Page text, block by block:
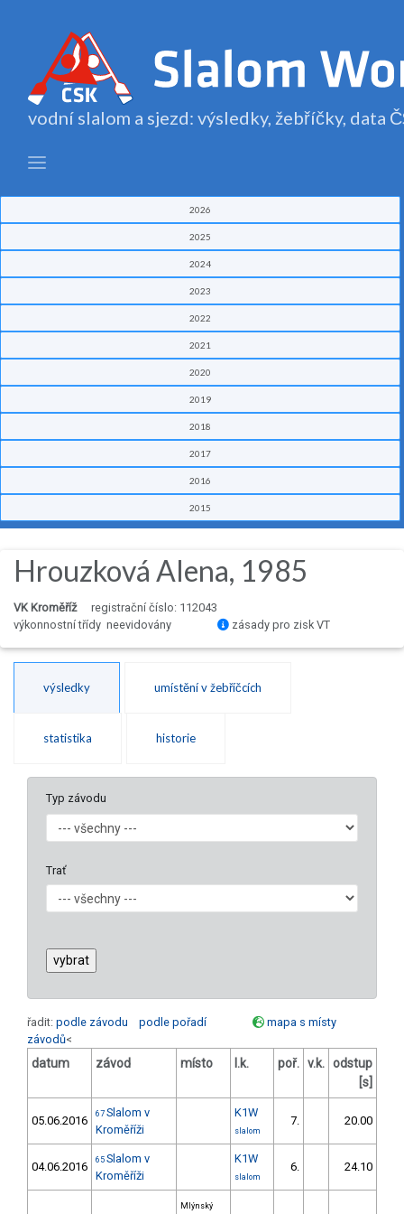
vodní slalom a sjezd: výsledky, žebříčky, data
2026
2025
2024
2023
2022
2021
2020
2019
2018
2017
2016
2015
Hrouzková Alena, 1985
VK Kroměříž
registrační číslo: 112043
výkonnostní třídy neevidovány
zásady pro zisk VT
výsledky umístění v žebříčcích
statistika historie
Typ závodu
Trať
řadit: podle závodu podle pořadí
mapa s místy
závodů<
datum závod místo l.k. poř. v.k. odstup
[s]
05.06.2016 67 Slalom v
Kroměříži
K1W
slalom
7. 20.00
04.06.2016 65 Slalom v
Kroměříži
K1W
slalom
6. 24.10
Mlýnský